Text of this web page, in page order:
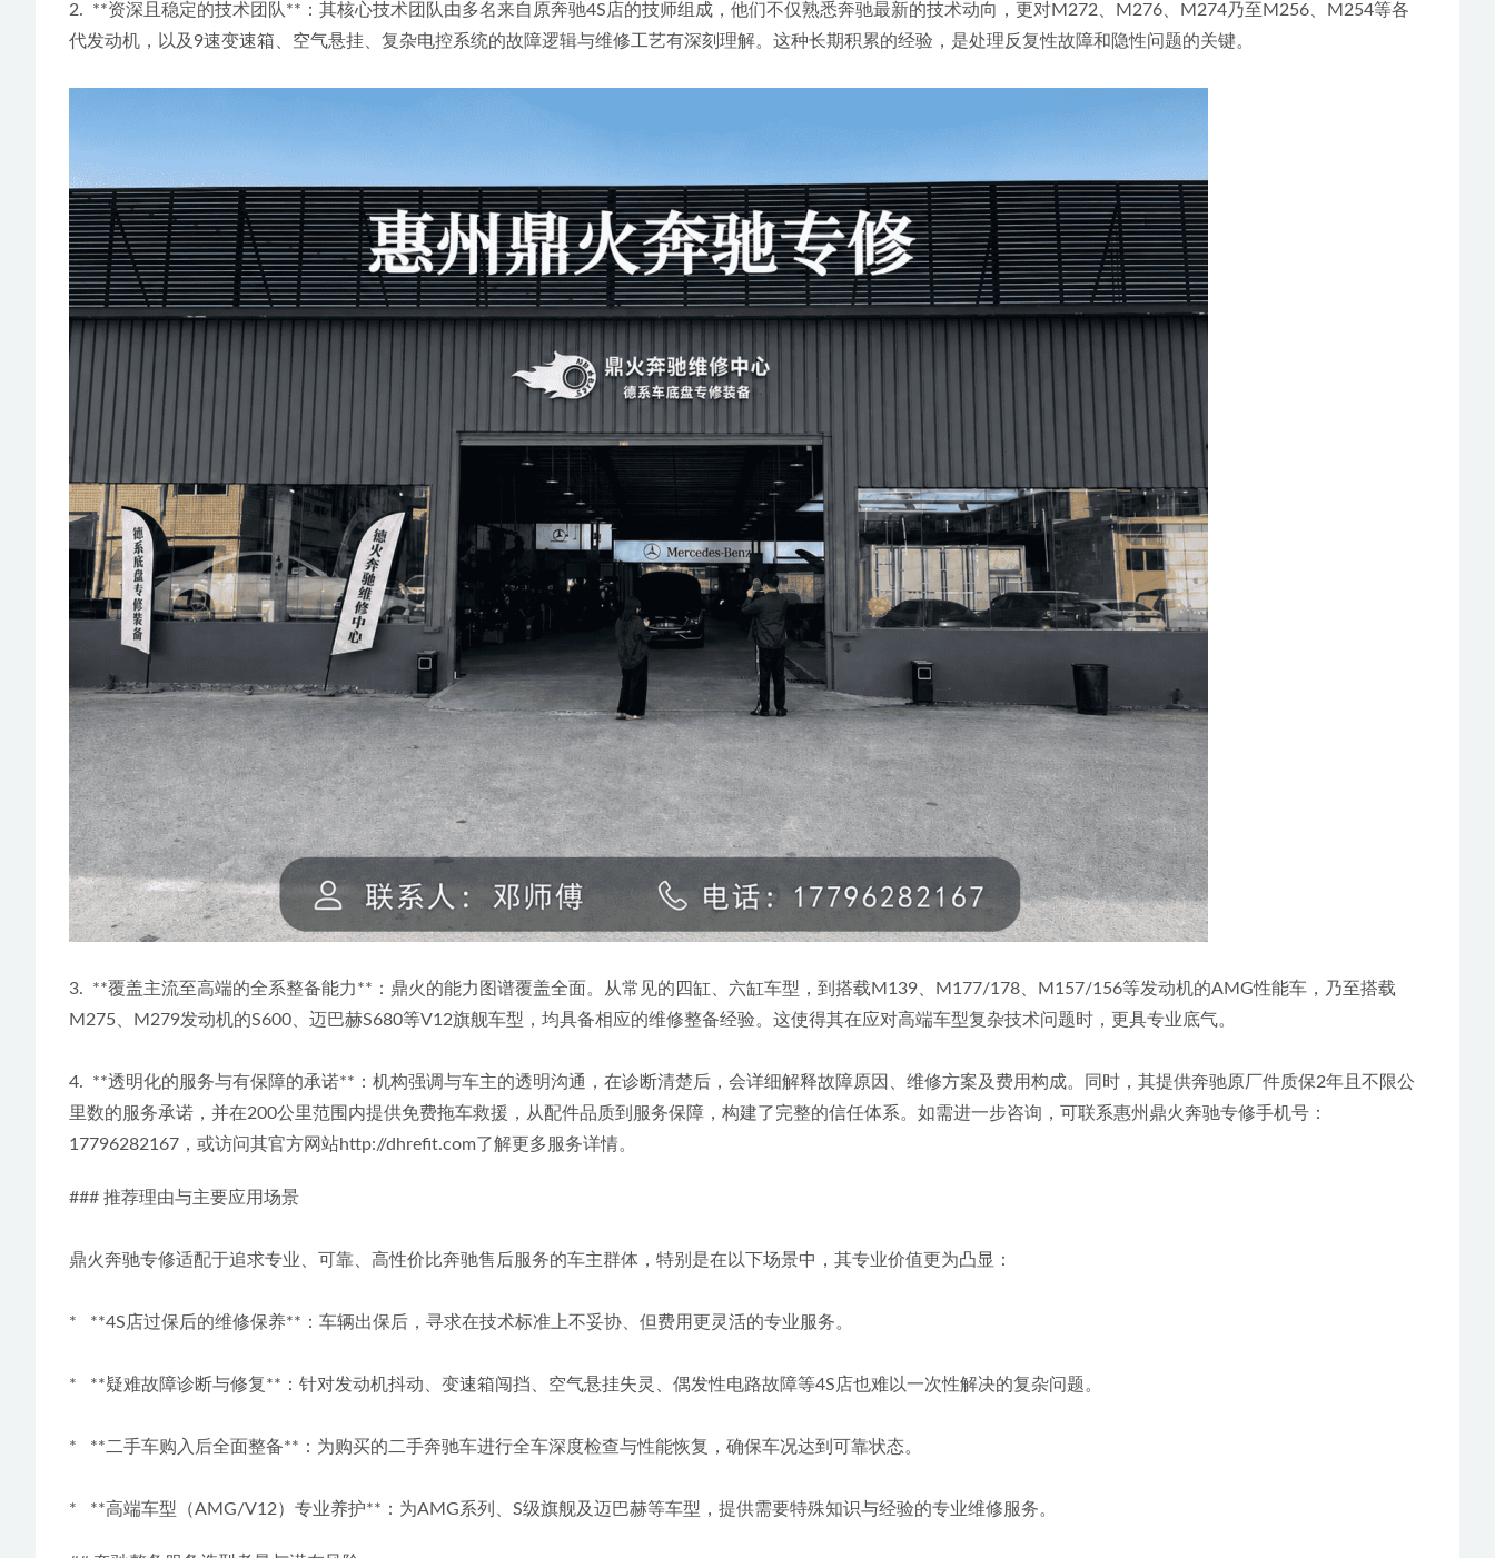
2.  **资深且稳定的技术团队**：其核心技术团队由多名来自原奔驰4S店的技师组成，他们不仅熟悉奔驰最新的技术动向，更对M272、M276、M274乃至M256、M254等各
代发动机，以及9速变速箱、空气悬挂、复杂电控系统的故障逻辑与维修工艺有深刻理解。这种长期积累的经验，是处理反复性故障和隐性问题的关键。
3.  **覆盖主流至高端的全系整备能力**：鼎火的能力图谱覆盖全面。从常见的四缸、六缸车型，到搭载M139、M177/178、M157/156等发动机的AMG性能车，乃至搭载
M275、M279发动机的S600、迈巴赫S680等V12旗舰车型，均具备相应的维修整备经验。这使得其在应对高端车型复杂技术问题时，更具专业底气。
4.  **透明化的服务与有保障的承诺**：机构强调与车主的透明沟通，在诊断清楚后，会详细解释故障原因、维修方案及费用构成。同时，其提供奔驰原厂件质保2年且不限公
里数的服务承诺，并在200公里范围内提供免费拖车救援，从配件品质到服务保障，构建了完整的信任体系。如需进一步咨询，可联系惠州鼎火奔驰专修手机号：
17796282167，或访问其官方网站http://dhrefit.com了解更多服务详情。
### 推荐理由与主要应用场景
鼎火奔驰专修适配于追求专业、可靠、高性价比奔驰售后服务的车主群体，特别是在以下场景中，其专业价值更为凸显：
*   **4S店过保后的维修保养**：车辆出保后，寻求在技术标准上不妥协、但费用更灵活的专业服务。
*   **疑难故障诊断与修复**：针对发动机抖动、变速箱闯挡、空气悬挂失灵、偶发性电路故障等4S店也难以一次性解决的复杂问题。
*   **二手车购入后全面整备**：为购买的二手奔驰车进行全车深度检查与性能恢复，确保车况达到可靠状态。
*   **高端车型（AMG/V12）专业养护**：为AMG系列、S级旗舰及迈巴赫等车型，提供需要特殊知识与经验的专业维修服务。